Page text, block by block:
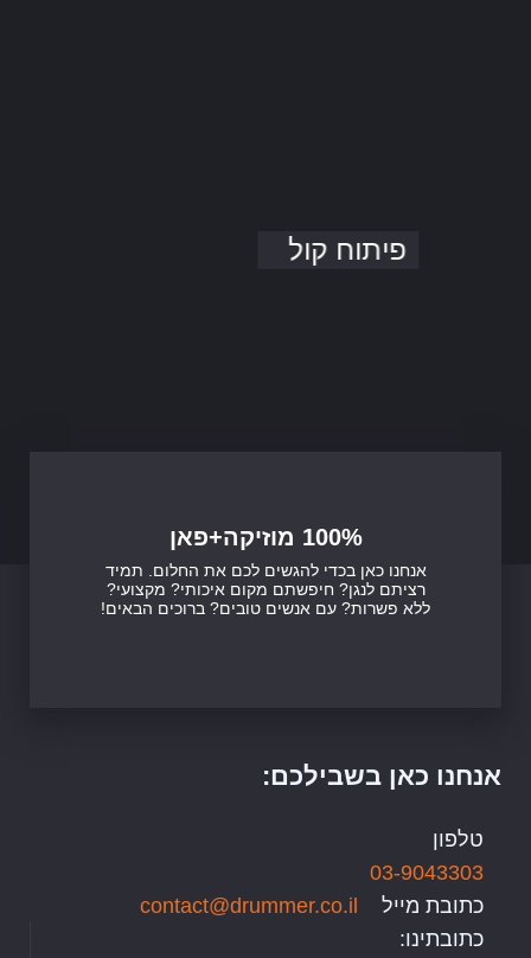
פיתוח קול
100% מוזיקה+פאן
אנחנו כאן בכדי להגשים לכם את החלום. תמיד
רציתם לנגן? חיפשתם מקום איכותי? מקצועי?
ללא פשרות? עם אנשים טובים? ברוכים הבאים!
אנחנו כאן בשבילכם:
טלפון
03-9043303
כתובת מייל
contact@drummer.co.il
כתובתינו: